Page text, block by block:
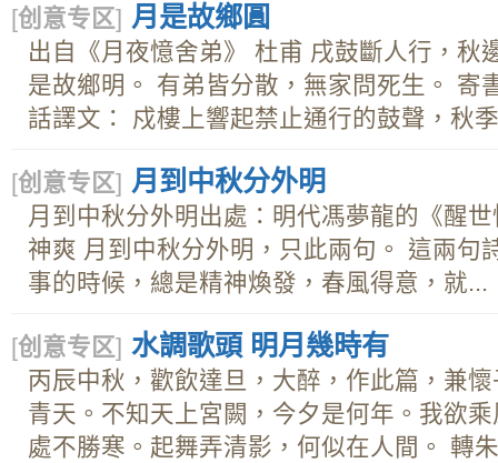
[创意专区] 月是故鄉圓
出自《月夜憶舍弟》 杜甫 戌鼓斷人行，秋
是故鄉明。 有弟皆分散，無家問死生。 寄
話譯文： 戍樓上響起禁止通行的鼓聲，秋
[创意专区] 月到中秋分外明
月到中秋分外明出處：明代馮夢龍的《醒
神爽 月到中秋分外明，只此兩句。 這兩句
事的時候，總是精神煥發，春風得意，就...
[创意专区] 水調歌頭 明月幾時有
丙辰中秋，歡飲達旦，大醉，作此篇，兼
青天。不知天上宮闕，今夕是何年。我欲
處不勝寒。起舞弄清影，何似在人間。 轉